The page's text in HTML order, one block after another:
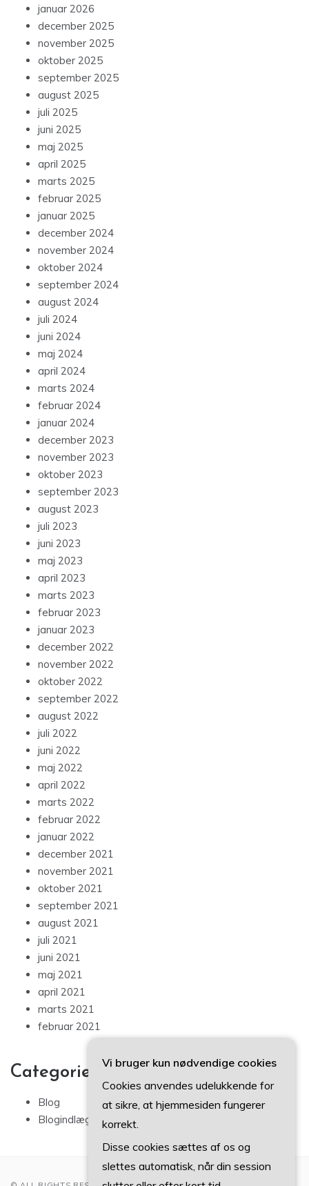
januar 2026
december 2025
november 2025
oktober 2025
september 2025
august 2025
juli 2025
juni 2025
maj 2025
april 2025
marts 2025
februar 2025
januar 2025
december 2024
november 2024
oktober 2024
september 2024
august 2024
juli 2024
juni 2024
maj 2024
april 2024
marts 2024
februar 2024
januar 2024
december 2023
november 2023
oktober 2023
september 2023
august 2023
juli 2023
juni 2023
maj 2023
april 2023
marts 2023
februar 2023
januar 2023
december 2022
november 2022
oktober 2022
september 2022
august 2022
juli 2022
juni 2022
maj 2022
april 2022
marts 2022
februar 2022
januar 2022
december 2021
november 2021
oktober 2021
september 2021
august 2021
juli 2021
juni 2021
maj 2021
april 2021
marts 2021
februar 2021
Categories
Blog
Blogindlæg
Vi bruger kun nødvendige cookies
Cookies anvendes udelukkende for
at sikre, at hjemmesiden fungerer
korrekt.
Disse cookies sættes af os og
slettes automatisk, når din session